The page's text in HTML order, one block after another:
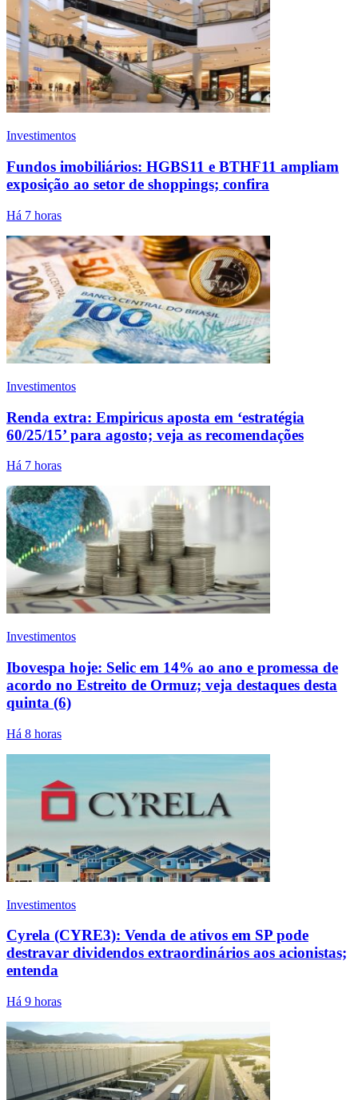
Investimentos
Fundos imobiliários: HGBS11 e BTHF11 ampliam
exposição ao setor de shoppings; confira
Há 7 horas
Investimentos
Renda extra: Empiricus aposta em ‘estratégia
60/25/15’ para agosto; veja as recomendações
Há 7 horas
Investimentos
Ibovespa hoje: Selic em 14% ao ano e promessa de
acordo no Estreito de Ormuz; veja destaques desta
quinta (6)
Há 8 horas
Investimentos
Cyrela (CYRE3): Venda de ativos em SP pode
destravar dividendos extraordinários aos acionistas;
entenda
Há 9 horas